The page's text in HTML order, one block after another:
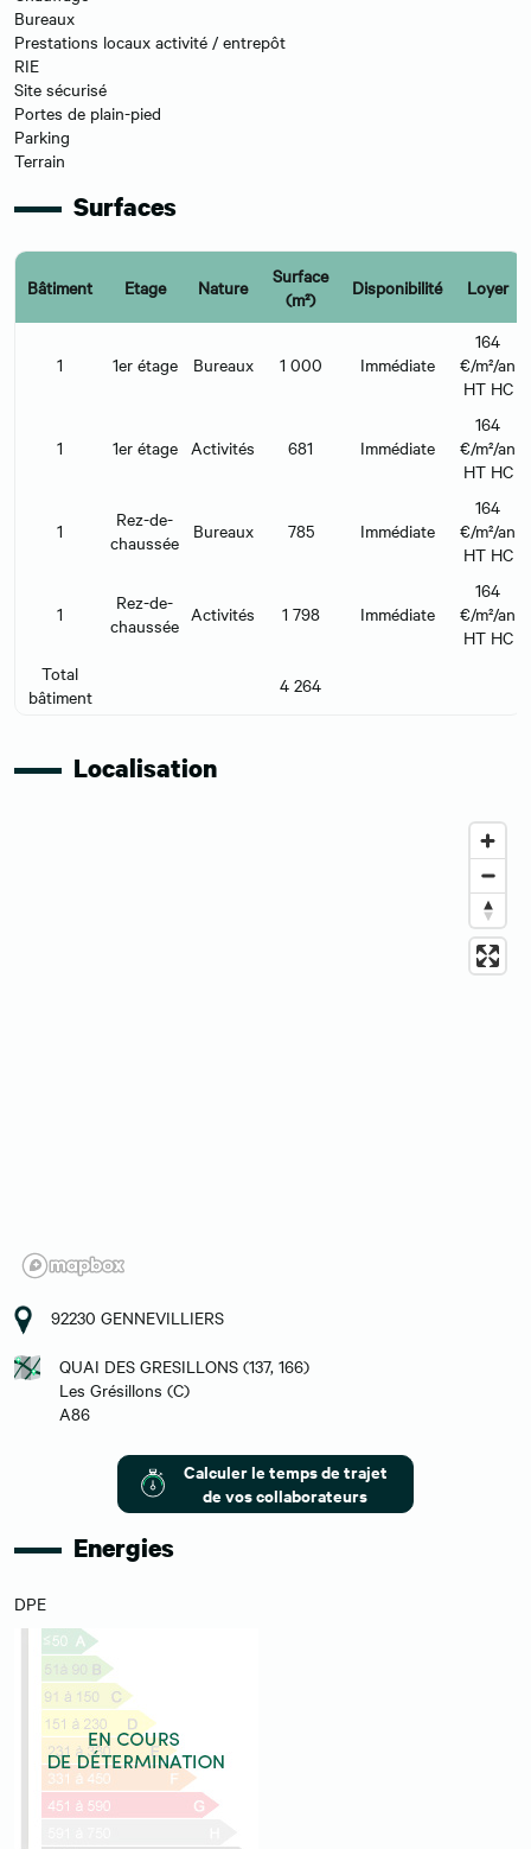
Bureaux
Prestations locaux activité / entrepôt
RIE
Site sécurisé
Portes de plain-pied
Parking
Terrain
Surfaces
Bâtiment Etage Nature
Surface
(m²)
Disponibilité Loyer
1 1er étage Bureaux 1 000 Immédiate
164
€/m²/an
HT HC
1 1er étage Activités 681 Immédiate
164
€/m²/an
HT HC
1
Rez-de-
chaussée
Bureaux 785 Immédiate
164
€/m²/an
HT HC
1
Rez-de-
chaussée Activités 1 798 Immédiate
164
€/m²/an
HT HC
Total
bâtiment
4 264
Localisation
92230 GENNEVILLIERS
QUAI DES GRESILLONS (137, 166)
Les Grésillons (C)
A86
Calculer le temps de trajet
de vos collaborateurs
Energies
DPE